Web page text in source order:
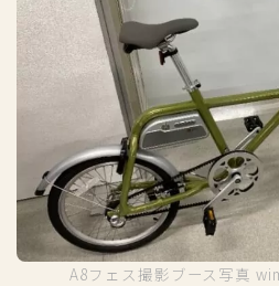
A8フェス撮影ブース写真